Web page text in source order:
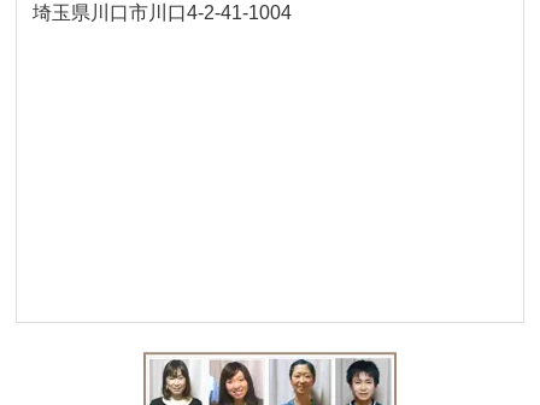
埼玉県川口市川口4-2-41-1004